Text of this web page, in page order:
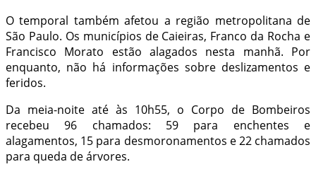
O temporal também afetou a região metropolitana de
São Paulo. Os municípios de Caieiras, Franco da Rocha e
Francisco Morato estão alagados nesta manhã. Por
enquanto, não há informações sobre deslizamentos e
feridos.
Da meia-noite até às 10h55, o Corpo de Bombeiros
recebeu 96 chamados: 59 para enchentes e
alagamentos, 15 para desmoronamentos e 22 chamados
para queda de árvores.